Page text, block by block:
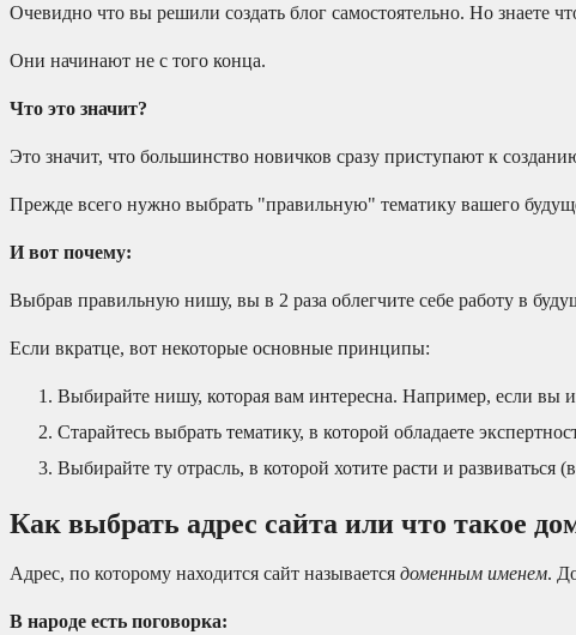
Очевидно что вы решили создать блог самостоятельно. Но знаете
Они начинают не с того конца.
Что это значит?
Это значит, что большинство новичков сразу приступают к
Прежде всего нужно выбрать "правильную" тематику вашего
И вот почему:
Выбрав правильную нишу, вы в 2 раза облегчите себе работу в
Если вкратце, вот некоторые основные принципы:
Выбирайте нишу, которая вам интересна. Например, если вы
Старайтесь выбрать тематику, в которой обладаете
Выбирайте ту отрасль, в которой хотите расти и
Как выбрать адрес сайта или что такое
Адрес, по которому находится сайт называется доменным именем.
В народе есть поговорка: